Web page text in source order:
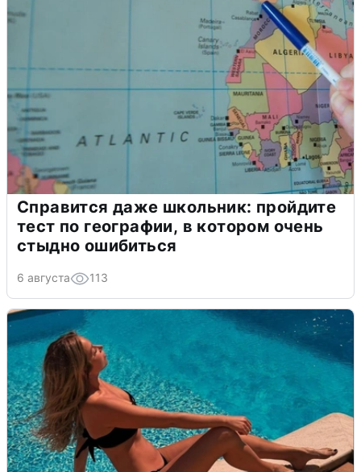
Справится даже школьник: пройдите
тест по географии, в котором очень
стыдно ошибиться
6 августа 113